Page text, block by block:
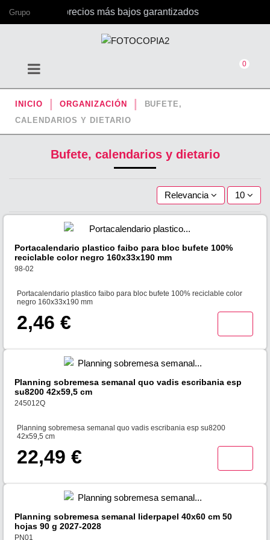
Grupocon los precios más bajos garantizados
0
INICIO ORGANIZACIÓN
BUFETE,
CALENDARIOS Y DIETARIO
Bufete, calendarios y dietario
Relevancia 10
Portacalendario plastico faibo para bloc bufete 100%
reciclable color negro 160x33x190 mm
98-02
Portacalendario plastico faibo para bloc bufete 100% reciclable color
negro 160x33x190 mm
2,46 €
Planning sobremesa semanal quo vadis escribania esp
su8200 42x59,5 cm
245012Q
Planning sobremesa semanal quo vadis escribania esp su8200
42x59,5 cm
22,49 €
Planning sobremesa semanal liderpapel 40x60 cm 50
hojas 90 g 2027-2028
PN01